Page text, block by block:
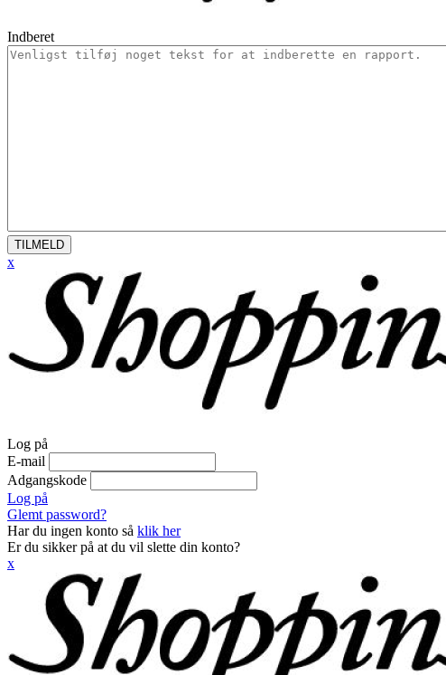
Indberet
TILMELD
x
Log på
E-mail
Adgangskode
Log på
Glemt password?
Har du ingen konto så klik her
Er du sikker på at du vil slette din konto?
x